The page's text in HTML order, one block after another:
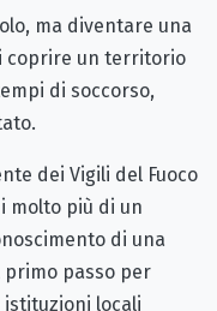
ma diventare una
coprire un territorio
di soccorso,
dei Vigili del Fuoco
molto più di un
di una
passo per
locali